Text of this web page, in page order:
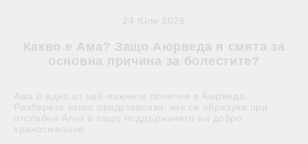
Какво е Ама? Защо Аюрведа я смята за
основна причина за болестите?
24 Юли 2026
Ама е едно от най-важните понятия в Аюрведа.
Разберете какво представлява, как се образува при
отслабен Агни и защо поддържането на добро
храносмилане...